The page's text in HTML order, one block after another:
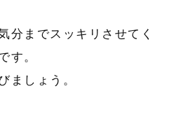
分までスッキリさせてく
す。
ましょう。